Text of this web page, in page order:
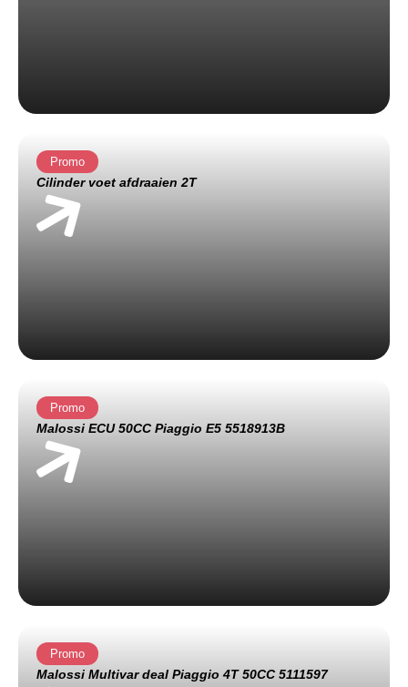
Promo
Cilinder voet afdraaien 2T
Promo
Malossi ECU 50CC Piaggio E5 5518913B
Promo
Malossi Multivar deal Piaggio 4T 50CC 5111597